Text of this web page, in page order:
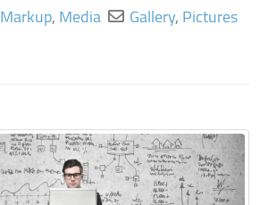
Markup,Media Gallery,Pictures